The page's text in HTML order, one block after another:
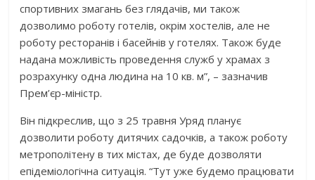
спортивних змагань без глядачів, ми також
дозволимо роботу готелів, окрім хостелів, але не
роботу ресторанів і басейнів у готелях. Також буде
надана можливість проведення служб у храмах з
розрахунку одна людина на 10 кв. м”, – зазначив
Прем’єр-міністр.
Він підкреслив, що з 25 травня Уряд планує
дозволити роботу дитячих садочків, а також роботу
метрополітену в тих містах, де буде дозволяти
епідеміологічна ситуація. “Тут уже будемо працювати